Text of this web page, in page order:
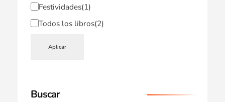
Festividades(1)
Todos los libros(2)
Aplicar
Buscar